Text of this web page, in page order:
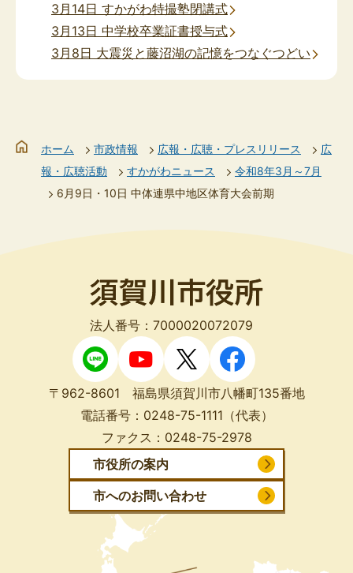
3月14日 すかがわ特撮塾閉講式
3月13日 中学校卒業証書授与式
3月8日 大震災と藤沼湖の記憶をつなぐつどい
ホーム 市政情報 広報・広聴・プレスリリース
広
報・広聴活動
すかがわニュース
令和8年3月～7月
6月9日・10日 中体連県中地区体育大会前期
法人番号：7000020072079
〒962-8601 福島県須賀川市八幡町135番地
電話番号： 0248-75-1111 （代表）
ファクス： 0248-75-2978
市役所の案内
市へのお問い合わせ